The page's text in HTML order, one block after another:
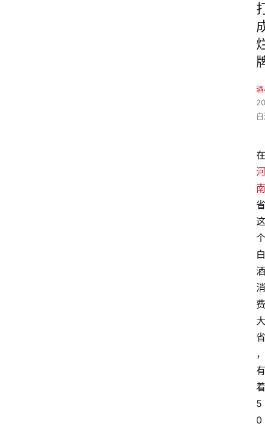
在
河
南
省
这
个
白
酒
消
费
大
省
，
有
着
5
0